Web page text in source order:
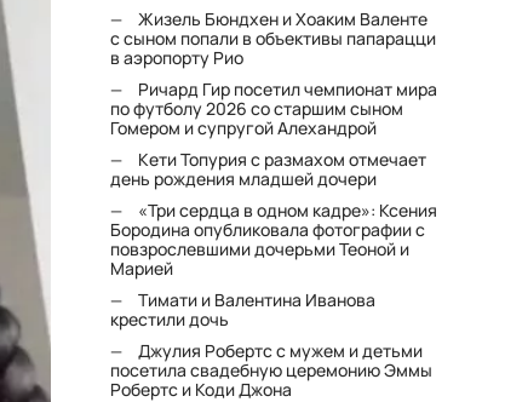
Жизель Бюндхен и Хоаким Валенте
с сыном попали в объективы папарацци
в аэропорту Рио
Ричард Гир посетил чемпионат мира
по футболу 2026 со старшим сыном
Гомером и супругой Алехандрой
Кети Топурия с размахом отмечает
день рождения младшей дочери
«Три сердца в одном кадре»: Ксения
Бородина опубликовала фотографии с
повзрослевшими дочерьми Теоной и
Марией
Тимати и Валентина Иванова
крестили дочь
Джулия Робертс с мужем и детьми
посетила свадебную церемонию Эммы
Робертс и Коди Джона